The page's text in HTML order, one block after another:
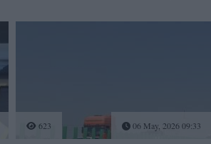
623 06 May, 2026 09:33